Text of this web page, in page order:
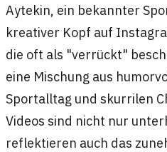
Aytekin, ein bekannter
kreativer Kopf auf
die oft als "verrückt"
eine Mischung aus
Sportalltag und skurrilen
Videos sind nicht nur
reflektieren auch das